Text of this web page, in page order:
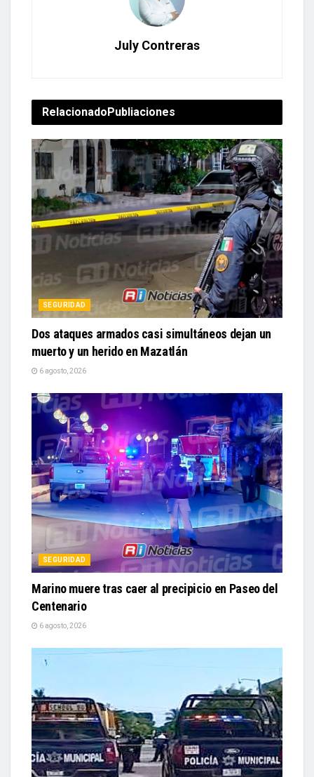
July Contreras
RelacionadoPubliaciones
SEGURIDAD
Dos ataques armados casi simultáneos dejan un
muerto y un herido en Mazatlán
6 agosto, 2026
SEGURIDAD
Marino muere tras caer al precipicio en Paseo del
Centenario
6 agosto, 2026